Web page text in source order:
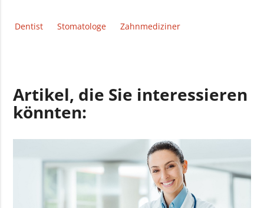
Dentist Stomatologe Zahnmediziner
Artikel, die Sie interessieren
könnten: